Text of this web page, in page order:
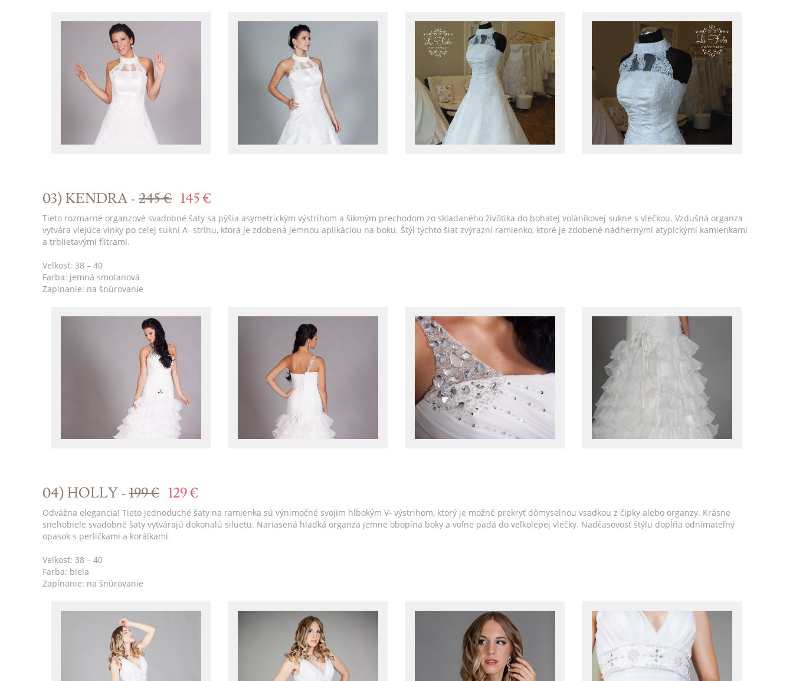
03) KENDRA -245 € 145 €
Tieto rozmarné organzové svadobné šaty sa pýšia asymetrickým výstrihom a šikmým prechodom zo skladaného živôtika do bohatej volánikovej sukne s vlečkou. Vzdušná organza
vytvára vlejúce vlnky po celej sukni A- strihu, ktorá je zdobená jemnou aplikáciou na boku. Štýl týchto šiat zvýrazní ramienko, ktoré je zdobené nádhernými atypickými kamienkami
a trblietavými flitrami.
Veľkosť: 38 – 40
Farba: jemná smotanová
Zapínanie: na šnúrovanie
04) HOLLY -199 € 129 €
Odvážna elegancia! Tieto jednoduché šaty na ramienka sú výnimočné svojim hlbokým V- výstrihom, ktorý je možné prekryť dômyselnou vsadkou z čipky alebo organzy. Krásne
snehobiele svadobné šaty vytvárajú dokonalú siluetu. Nariasená hladká organza jemne obopína boky a voľne padá do veľkolepej vlečky. Nadčasovosť štýlu dopĺňa odnímateľný
opasok s perličkami a korálkami
Veľkosť: 38 – 40
Farba: biela
Zapínanie: na šnúrovanie